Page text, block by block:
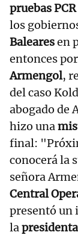
pruebas PCR
los
Balearesen
entonces
Armengol,
del caso
abogado de
hizo una
final:
conocerá la
señora
Central
presentó un
la